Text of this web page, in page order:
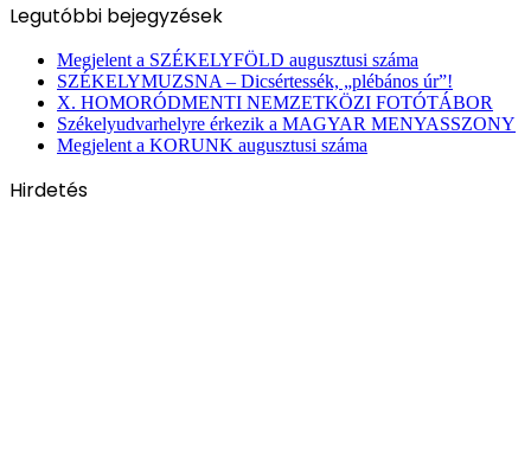
Legutóbbi bejegyzések
Megjelent a SZÉKELYFÖLD augusztusi száma
SZÉKELYMUZSNA – Dicsértessék, „plébános úr”!
X. HOMORÓDMENTI NEMZETKÖZI FOTÓTÁBOR
Székelyudvarhelyre érkezik a MAGYAR MENYASSZONY
Megjelent a KORUNK augusztusi száma
Hirdetés